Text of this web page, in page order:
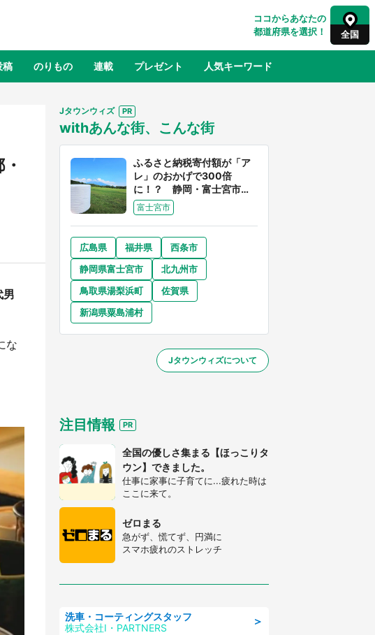
ココからあなたの
都道府県を選択！
全国
山形 福島
千葉 東京 神奈川
奈良 和歌山
山口
媛
大分 宮崎
稿 のりもの 連載 プレゼント 人気キーワード
町へ ふるさと納税
ー！！』×老
『小林さんちのメイドラゴン』と舞台
のモデル・越谷がコラボ 田んぼアー
トの見頃にあわせて企画続々【7／31
～】
男
な
Jタウンウィズ
withあんな街、こんな街
ふるさと納税寄付額が「ア
レ」のおかげで300倍
に！？ 静岡・富士宮市は
富士山産の魅力あふれるス
ゴイ街
富士宮市
広島県 福井県
西条市
静岡県富士宮市
北九州市
鳥取県湯梨浜町
佐賀県
新潟県粟島浦村
Jタウンウィズについて
注目情報
全国の優しさ集まる【ほっこりタ
ウン】できました。
仕事に家事に子育てに...疲れた時は
ここに来て。
ゼロまる
急がず、慌てず、円満に
スマホ疲れのストレッチ
＞
洗車・コーティングスタッフ
株式会社I・PARTNERS